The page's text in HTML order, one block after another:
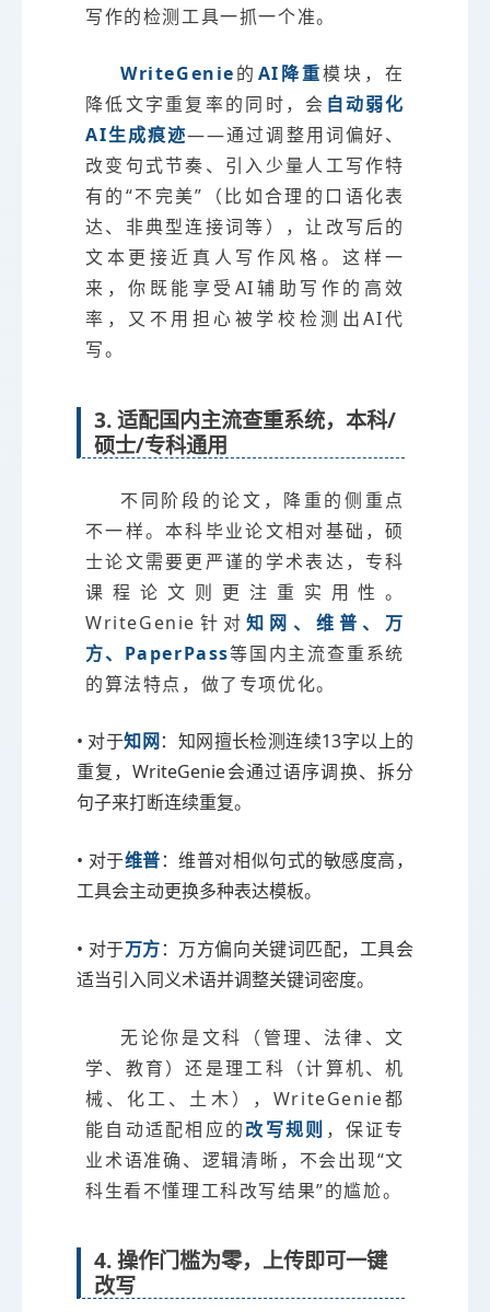
写作的检测工具一抓一个准。
WriteGenie的 AI降重模块，在
降低文字重复率的同时，会 自动弱化
AI生成痕迹——通过调整用词偏好、
改变句式节奏、引入少量人工写作特
有的“不完美”（比如合理的口语化表
达、非典型连接词等），让改写后的
文本更接近真人写作风格。这样一
来，你既能享受AI辅助写作的高效
率，又不用担心被学校检测出AI代
写。
3. 适配国内主流查重系统，本科/
硕士/专科通用
不同阶段的论文，降重的侧重点
不一样。本科毕业论文相对基础，硕
士论文需要更严谨的学术表达，专科
课程论文则更注重实用性。
WriteGenie针对知网、维普、万
方、PaperPass等国内主流查重系统
的算法特点，做了专项优化。
• 对于知网：知网擅长检测连续13字以上的
重复，WriteGenie会通过语序调换、拆分
句子来打断连续重复。
• 对于维普：维普对相似句式的敏感度高，
工具会主动更换多种表达模板。
• 对于万方：万方偏向关键词匹配，工具会
适当引入同义术语并调整关键词密度。
无论你是文科（管理、法律、文
学、教育）还是理工科（计算机、机
械、化工、土木），WriteGenie都
能自动适配相应的改写规则 ，保证专
业术语准确、逻辑清晰，不会出现“文
科生看不懂理工科改写结果”的尴尬。
4. 操作门槛为零，上传即可一键
改写